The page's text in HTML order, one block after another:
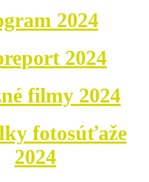
2024
2024
filmy 2024
fotosúťaže
2024